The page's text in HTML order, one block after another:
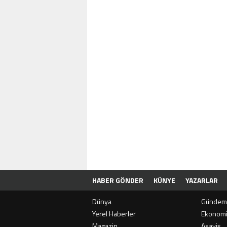
HABER GÖNDER KÜNYE YAZARLAR
Dünya
Gündem
Yerel Haberler
Ekonomi